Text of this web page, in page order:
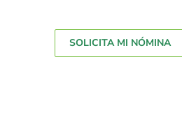
SOLICITA MI NÓMINA